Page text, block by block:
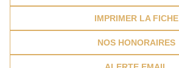
IMPRIMER LA FICHE
NOS HONORAIRES